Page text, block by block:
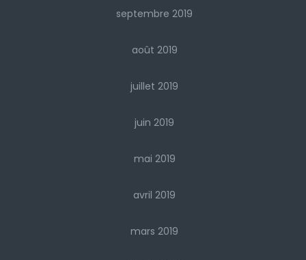
septembre 2019
août 2019
juillet 2019
juin 2019
mai 2019
avril 2019
mars 2019